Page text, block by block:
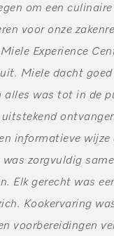
om een
voor onze
Experience
Miele dacht goed
alles was tot in de
informatieve wijze
zorgvuldig
Elk gerecht was
Kookervaring
voorbereidingen